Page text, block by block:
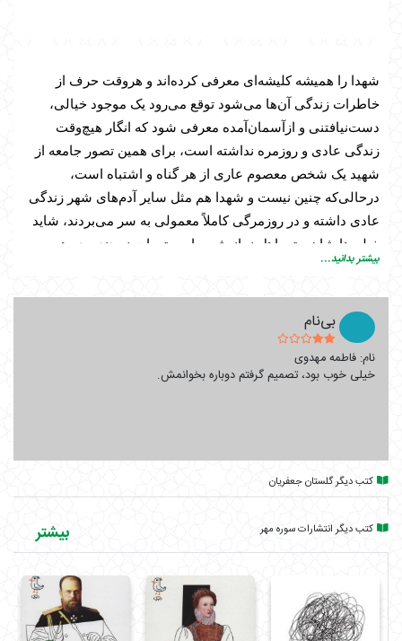
شهدا را همیشه کلیشه‌ای معرفی کرده‌اند و هروقت حرف از
خاطرات زندگی آن‌ها می‌شود توقع می‌رود یک موجود خیالی،
دست‌نیافتنی و ازآسمان‌آمده معرفی شود که انگار هیچ‌وقت
زندگی عادی و روزمره نداشته است، برای همین تصور جامعه از
شهید یک شخص معصوم عاری از هر گناه و اشتباه است،
درحالی‌که چنین نیست و شهدا هم مثل سایر آدم‌های شهر زندگی
عادی داشته و در روزمرگی کاملاً معمولی به سر می‌بردند، شاید
خیلی‌هایشان حتی اهل نماز شب یا مستحبات نبودند و در همین
کوچه‌وبازار زندگی می‌کردند، آرزوهایی داشته‌و اشخاصی بریده از
خانم موسوی و شهید یوسفی، آشنایی و عشق آن‌ها پرداخته
می‌شود، اتفاقی که در کتاب‌های مشابه کمتر رخ می‌دهد.
برشی از کتاب:
تب و لرزی است که حس آشنایش گرمابخش وجود من است.
داشتنی‌ترین دوراهی ماندن و رفتن رها میکند. اصلا پاییز هار من
من آموخت هر آمدنی رفتنی دارد؛ اما زیبا رفتن کار پاییز است.
متن تقریظ مقام معظم رهبری بر کتاب پاییز آمد
بیشتر بدانید...
بی‌نام
نام: فاطمه مهدوی
خیلی خوب بود، تصمیم گرفتم دوباره بخوانمش.
کتب دیگر گلستان جعفریان
کتب دیگر انتشارات سوره مهر بیشتر